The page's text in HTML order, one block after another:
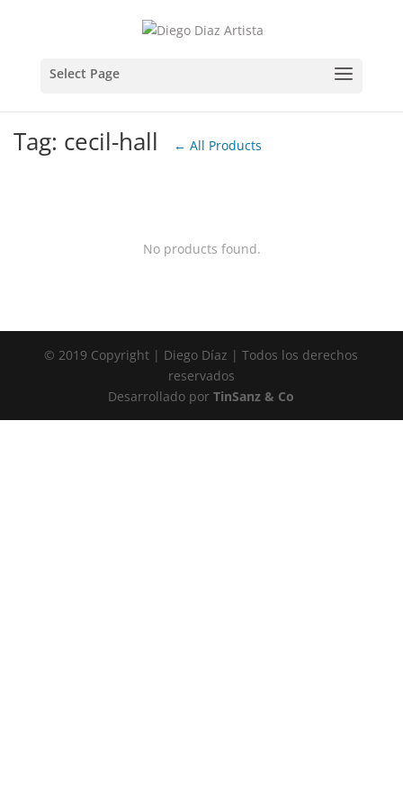
Tag: cecil-hall ← All Products
No products found.
© 2019 Copyright | Diego Díaz | Todos los derechos
reservados
Desarrollado porTinSanz & Co